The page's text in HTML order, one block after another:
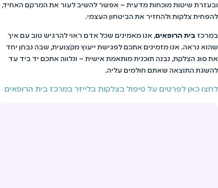
ובעזרת שיטות מוכחות מדעית – אפשר להשיב לעור את המרקם האחיד,
להפחית צלקות ולהחזיר את הביטחון העצמי.
במרכז בית הרופאים, אנו מאמינים שכל אדם ראוי להרגיש טוב עם איך
שהוא נראה. אנו מזמינים אתכם לפגישת ייעוץ מקצועית, שבה נבחן יחד
את סוג הצלקת, נבנה תוכנית מותאמת אישית – ונלווה אתכם יד ביד עד
להשגת התוצאה שאתם חולמים עליה.
לחצו כאן לפרטים על טיפול בצלקות בלייזר במרכז בית הרופאים